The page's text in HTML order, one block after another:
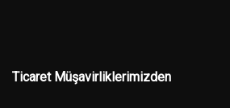
Ticaret Müşavirliklerimizden